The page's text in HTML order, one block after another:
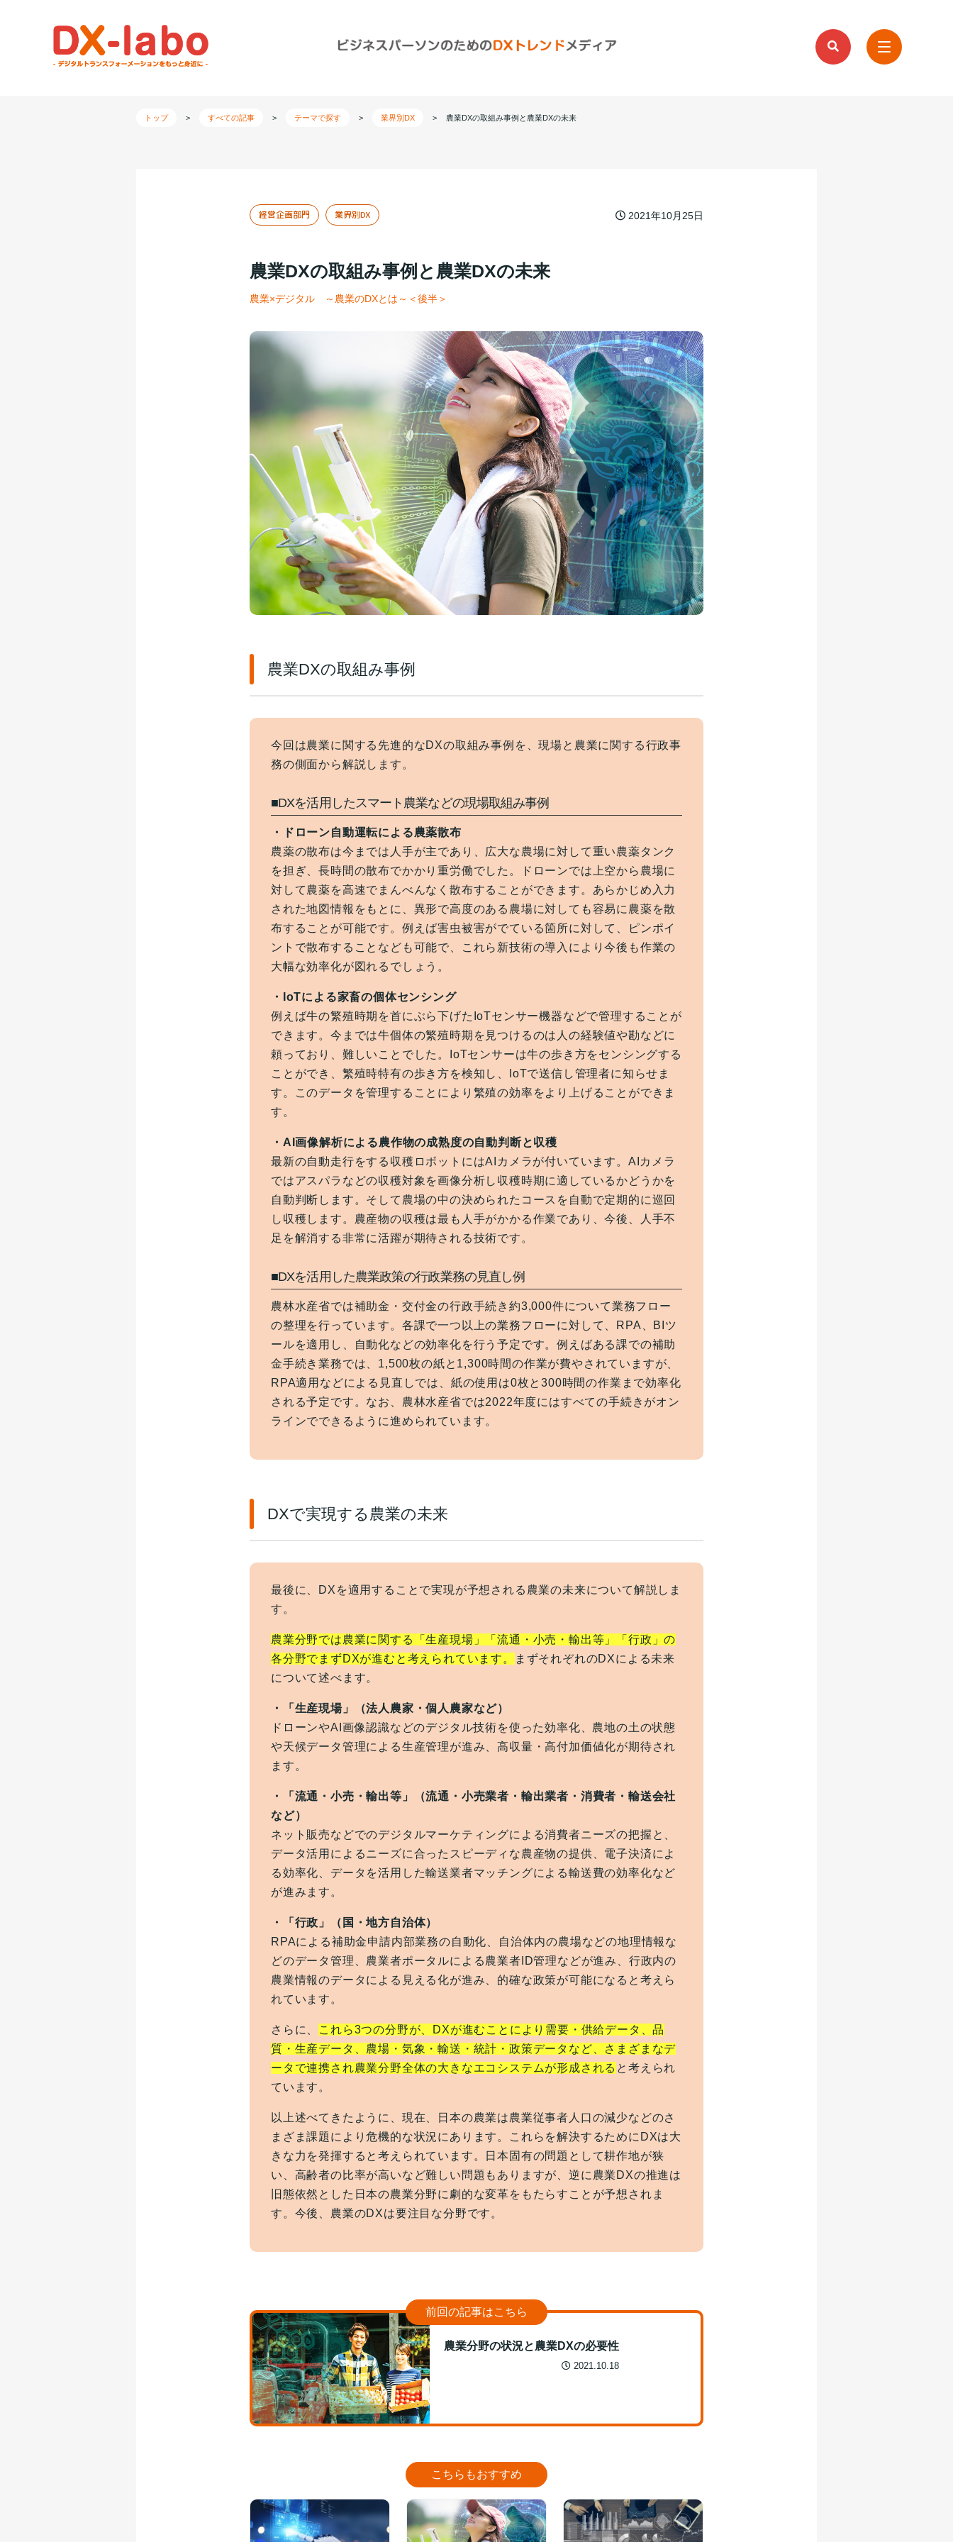
トップ > すべての記事 > テーマで探す > 業界別DX > 農業DXの取組み事例と農業DXの未来
経営企画部門 業界別DX 2021年10月25日
農業DXの取組み事例と農業DXの未来
農業×デジタル ～農業のDXとは～＜後半＞
農業DXの取組み事例
今回は農業に関する先進的なDXの取組み事例を、現場と農業に関する行政事
務の側面から解説します。
■DXを活用したスマート農業などの現場取組み事例
・ドローン自動運転による農薬散布
農薬の散布は今までは人手が主であり、広大な農場に対して重い農薬タンク
を担ぎ、長時間の散布でかかり重労働でした。ドローンでは上空から農場に
対して農薬を高速でまんべんなく散布することができます。あらかじめ入力
された地図情報をもとに、異形で高度のある農場に対しても容易に農薬を散
布することが可能です。例えば害虫被害がでている箇所に対して、ピンポイ
ントで散布することなども可能で、これら新技術の導入により今後も作業の
大幅な効率化が図れるでしょう。
・IoTによる家畜の個体センシング
例えば牛の繁殖時期を首にぶら下げたIoTセンサー機器などで管理することが
できます。今までは牛個体の繁殖時期を見つけるのは人の経験値や勘などに
頼っており、難しいことでした。IoTセンサーは牛の歩き方をセンシングする
ことができ、繁殖時特有の歩き方を検知し、IoTで送信し管理者に知らせま
す。このデータを管理することにより繁殖の効率をより上げることができま
す。
・AI画像解析による農作物の成熟度の自動判断と収穫
最新の自動走行をする収穫ロボットにはAIカメラが付いています。AIカメラ
ではアスパラなどの収穫対象を画像分析し収穫時期に適しているかどうかを
自動判断します。そして農場の中の決められたコースを自動で定期的に巡回
し収穫します。農産物の収穫は最も人手がかかる作業であり、今後、人手不
足を解消する非常に活躍が期待される技術です。
■DXを活用した農業政策の行政業務の見直し例
農林水産省では補助金・交付金の行政手続き約3,000件について業務フロー
の整理を行っています。各課で一つ以上の業務フローに対して、RPA、BIツ
ールを適用し、自動化などの効率化を行う予定です。例えばある課での補助
金手続き業務では、1,500枚の紙と1,300時間の作業が費やされていますが、
RPA適用などによる見直しでは、紙の使用は0枚と300時間の作業まで効率化
される予定です。なお、農林水産省では2022年度にはすべての手続きがオン
ラインでできるように進められています。
DXで実現する農業の未来
最後に、DXを適用することで実現が予想される農業の未来について解説しま
す。
農業分野では農業に関する「生産現場」「流通・小売・輸出等」「行政」の
各分野でまずDXが進むと考えられています。
まずそれぞれのDXによる未来
について述べます。
・「生産現場」（法人農家・個人農家など）
ドローンやAI画像認識などのデジタル技術を使った効率化、農地の土の状態
や天候データ管理による生産管理が進み、高収量・高付加価値化が期待され
ます。
・「流通・小売・輸出等」（流通・小売業者・輸出業者・消費者・輸送会社
など）
ネット販売などでのデジタルマーケティングによる消費者ニーズの把握と、
データ活用によるニーズに合ったスピーディな農産物の提供、電子決済によ
る効率化、データを活用した輸送業者マッチングによる輸送費の効率化など
が進みます。
・「行政」（国・地方自治体）
RPAによる補助金申請内部業務の自動化、自治体内の農場などの地理情報な
どのデータ管理、農業者ポータルによる農業者ID管理などが進み、行政内の
農業情報のデータによる見える化が進み、的確な政策が可能になると考えら
れています。
さらに、
これら3つの分野が、DXが進むことにより需要・供給データ、品
質・生産データ、農場・気象・輸送・統計・政策データなど、さまざまなデ
ータで連携され農業分野全体の大きなエコシステムが形成される と考えられ
ています。
以上述べてきたように、現在、日本の農業は農業従事者人口の減少などのさ
まざま課題により危機的な状況にあります。これらを解決するためにDXは大
きな力を発揮すると考えられています。日本固有の問題として耕作地が狭
い、高齢者の比率が高いなど難しい問題もありますが、逆に農業DXの推進は
旧態依然とした日本の農業分野に劇的な変革をもたらすことが予想されま
す。今後、農業のDXは要注目な分野です。
農業分野の状況と農業DXの必要性
2021.10.18
前回の記事はこちら
こちらもおすすめ